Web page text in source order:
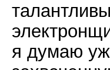
я думаю